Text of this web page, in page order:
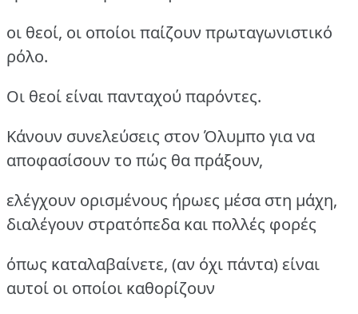
οι θεοί, οι οποίοι παίζουν πρωταγωνιστικό
ρόλο.
Οι θεοί είναι πανταχού παρόντες.
Κάνουν συνελεύσεις στον Όλυμπο για να
αποφασίσουν το πώς θα πράξουν,
ελέγχουν ορισμένους ήρωες μέσα στη μάχη,
διαλέγουν στρατόπεδα και πολλές φορές
όπως καταλαβαίνετε, (αν όχι πάντα) είναι
αυτοί οι οποίοι καθορίζουν